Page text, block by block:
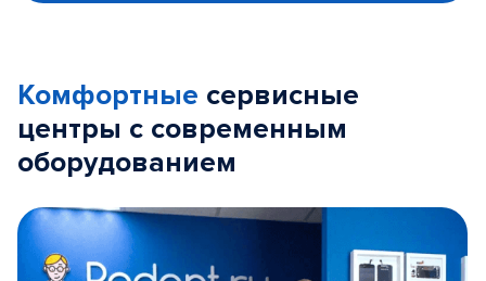
Комфортные сервисные
центры с современным
оборудованием